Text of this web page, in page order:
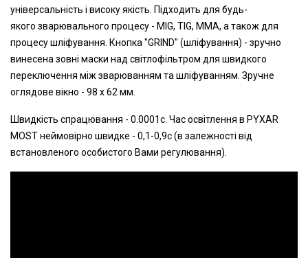
універсальність і високу якість. Підходить для будь-
якого зварювального процесу - MIG, TIG, MMA, а також для
процесу шліфування. Кнопка "GRIND" (шліфування) - зручно
винесена зовні маски над світлофільтром для швидкого
переключення між зварюванням та шліфуванням. Зручне
оглядове вікно - 98 х 62 мм.
Швидкість спрацювання - 0.0001с. Час освітлення в PYXAR
MOST неймовірно швидке - 0,1-0,9с (в залежності від
встановленого особистого Вами регулювання).